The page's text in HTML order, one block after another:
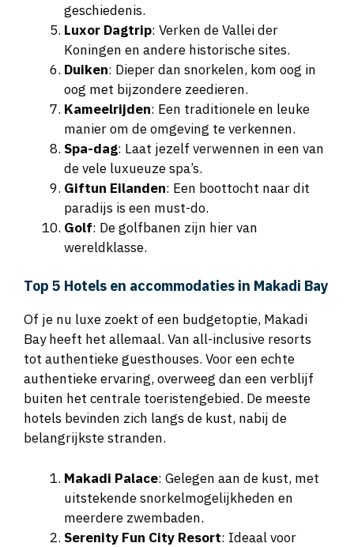
geschiedenis.
Luxor Dagtrip: Verken de Vallei der
Koningen en andere historische sites.
Duiken: Dieper dan snorkelen, kom oog in
oog met bijzondere zeedieren.
Kameelrijden: Een traditionele en leuke
manier om de omgeving te verkennen.
Spa-dag: Laat jezelf verwennen in een van
de vele luxueuze spa’s.
Giftun Eilanden: Een boottocht naar dit
paradijs is een must-do.
Golf: De golfbanen zijn hier van
wereldklasse.
Top 5 Hotels en accommodaties in Makadi Bay
Of je nu luxe zoekt of een budgetoptie, Makadi
Bay heeft het allemaal. Van all-inclusive resorts
tot authentieke guesthouses. Voor een echte
authentieke ervaring, overweeg dan een verblijf
buiten het centrale toeristengebied. De meeste
hotels bevinden zich langs de kust, nabij de
belangrijkste stranden.
Makadi Palace: Gelegen aan de kust, met
uitstekende snorkelmogelijkheden en
meerdere zwembaden.
Serenity Fun City Resort: Ideaal voor